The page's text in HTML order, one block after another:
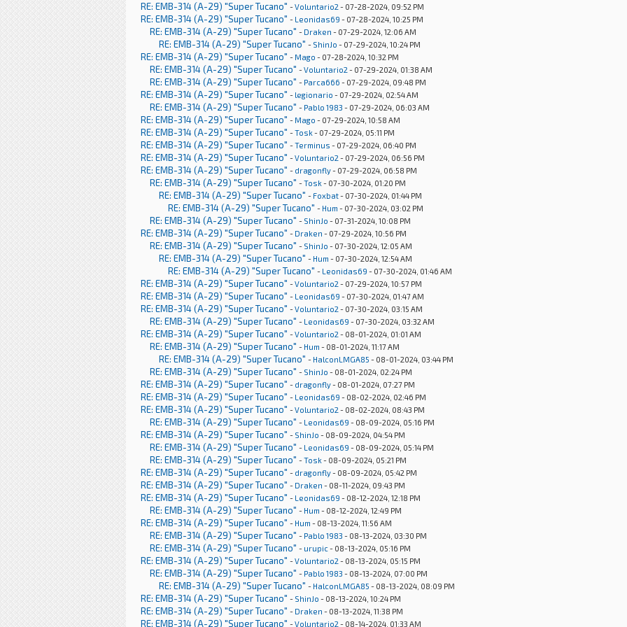
RE: EMB-314 (A-29) "Super Tucano" -Voluntario2 - 07-28-2024, 09:52 PM
RE: EMB-314 (A-29) "Super Tucano" - Leonidas69 - 07-28-2024, 10:25 PM
RE: EMB-314 (A-29) "Super Tucano" - Draken - 07-29-2024, 12:06 AM
RE: EMB-314 (A-29) "Super Tucano" - ShinJo - 07-29-2024, 10:24 PM
RE: EMB-314 (A-29) "Super Tucano" - Mago - 07-28-2024, 10:32 PM
RE: EMB-314 (A-29) "Super Tucano" -Voluntario2 - 07-29-2024, 01:38 AM
RE: EMB-314 (A-29) "Super Tucano" - Parca666 - 07-29-2024, 09:48 PM
RE: EMB-314 (A-29) "Super Tucano" - legionario - 07-29-2024, 02:54 AM
RE: EMB-314 (A-29) "Super Tucano" - Pablo 1983 - 07-29-2024, 06:03 AM
RE: EMB-314 (A-29) "Super Tucano" - Mago - 07-29-2024, 10:58 AM
RE: EMB-314 (A-29) "Super Tucano" -Tosk- 07-29-2024, 05:11 PM
RE: EMB-314 (A-29) "Super Tucano" -Terminus - 07-29-2024, 06:40 PM
RE: EMB-314 (A-29) "Super Tucano" -Voluntario2 - 07-29-2024, 06:56 PM
RE: EMB-314 (A-29) "Super Tucano" - dragonfly- 07-29-2024, 06:58 PM
RE: EMB-314 (A-29) "Super Tucano" -Tosk- 07-30-2024, 01:20 PM
RE: EMB-314 (A-29) "Super Tucano" - Foxbat- 07-30-2024, 01:44 PM
RE: EMB-314 (A-29) "Super Tucano" - Hum - 07-30-2024, 03:02 PM
RE: EMB-314 (A-29) "Super Tucano" - ShinJo - 07-31-2024, 10:08 PM
RE: EMB-314 (A-29) "Super Tucano" - Draken - 07-29-2024, 10:56 PM
RE: EMB-314 (A-29) "Super Tucano" - ShinJo - 07-30-2024, 12:05 AM
RE: EMB-314 (A-29) "Super Tucano" - Hum - 07-30-2024, 12:54 AM
RE: EMB-314 (A-29) "Super Tucano" - Leonidas69 - 07-30-2024, 01:46 AM
RE: EMB-314 (A-29) "Super Tucano" -Voluntario2 - 07-29-2024, 10:57 PM
RE: EMB-314 (A-29) "Super Tucano" - Leonidas69 - 07-30-2024, 01:47 AM
RE: EMB-314 (A-29) "Super Tucano" -Voluntario2 - 07-30-2024, 03:15 AM
RE: EMB-314 (A-29) "Super Tucano" - Leonidas69 - 07-30-2024, 03:32 AM
RE: EMB-314 (A-29) "Super Tucano" -Voluntario2 - 08-01-2024, 01:01 AM
RE: EMB-314 (A-29) "Super Tucano" - Hum - 08-01-2024, 11:17 AM
RE: EMB-314 (A-29) "Super Tucano" - HalconLMGA85 - 08-01-2024, 03:44 PM
RE: EMB-314 (A-29) "Super Tucano" - ShinJo - 08-01-2024, 02:24 PM
RE: EMB-314 (A-29) "Super Tucano" - dragonfly- 08-01-2024, 07:27 PM
RE: EMB-314 (A-29) "Super Tucano" - Leonidas69 - 08-02-2024, 02:46 PM
RE: EMB-314 (A-29) "Super Tucano" -Voluntario2 - 08-02-2024, 08:43 PM
RE: EMB-314 (A-29) "Super Tucano" - Leonidas69 - 08-09-2024, 05:16 PM
RE: EMB-314 (A-29) "Super Tucano" - ShinJo - 08-09-2024, 04:54 PM
RE: EMB-314 (A-29) "Super Tucano" - Leonidas69 - 08-09-2024, 05:14 PM
RE: EMB-314 (A-29) "Super Tucano" -Tosk- 08-09-2024, 05:21 PM
RE: EMB-314 (A-29) "Super Tucano" - dragonfly- 08-09-2024, 05:42 PM
RE: EMB-314 (A-29) "Super Tucano" - Draken - 08-11-2024, 09:43 PM
RE: EMB-314 (A-29) "Super Tucano" - Leonidas69 - 08-12-2024, 12:18 PM
RE: EMB-314 (A-29) "Super Tucano" - Hum - 08-12-2024, 12:49 PM
RE: EMB-314 (A-29) "Super Tucano" - Hum - 08-13-2024, 11:56 AM
RE: EMB-314 (A-29) "Super Tucano" - Pablo 1983 - 08-13-2024, 03:30 PM
RE: EMB-314 (A-29) "Super Tucano" - urupic- 08-13-2024, 05:16 PM
RE: EMB-314 (A-29) "Super Tucano" -Voluntario2 - 08-13-2024, 05:15 PM
RE: EMB-314 (A-29) "Super Tucano" - Pablo 1983 - 08-13-2024, 07:00 PM
RE: EMB-314 (A-29) "Super Tucano" - HalconLMGA85 - 08-13-2024, 08:09 PM
RE: EMB-314 (A-29) "Super Tucano" - ShinJo - 08-13-2024, 10:24 PM
RE: EMB-314 (A-29) "Super Tucano" - Draken - 08-13-2024, 11:38 PM
RE: EMB-314 (A-29) "Super Tucano" -Voluntario2 - 08-14-2024, 01:33 AM